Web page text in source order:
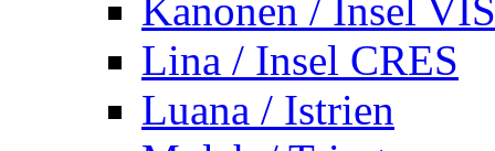
Kanonen / Insel VIS
Lina / Insel CRES
Luana / Istrien